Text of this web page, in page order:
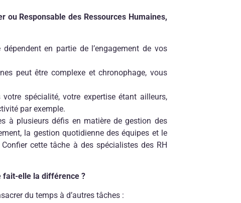
ou Responsable des Ressources Humaines,
en partie de l’engagement de vos
peut être complexe et chronophage, vous
spécialité, votre expertise étant ailleurs,
par exemple.
à plusieurs défis en matière de gestion des
la gestion quotidienne des équipes et le
cette tâche à des spécialistes des RH
fait-elle la différence ?
du temps à d’autres tâches :